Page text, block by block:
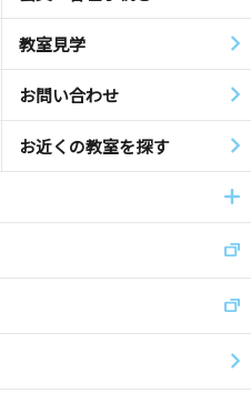
教室見学
お問い合わせ
お近くの教室を探す